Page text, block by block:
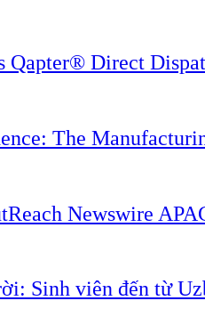
Qapter® Direct
The
Newswire
Sinh viên đến từ